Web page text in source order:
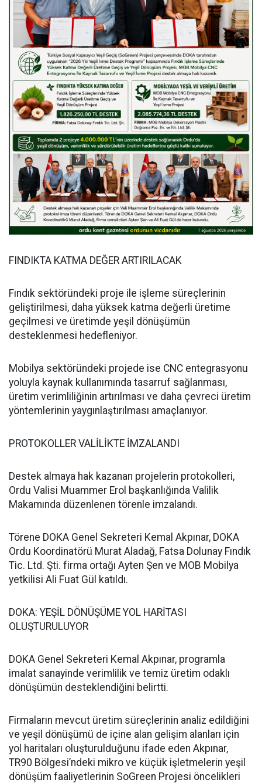
FINDIKTA KATMA DEĞER ARTIRILACAK
Fındık sektöründeki proje ile işleme süreçlerinin
geliştirilmesi, daha yüksek katma değerli üretime
geçilmesi ve üretimde yeşil dönüşümün
desteklenmesi hedefleniyor.
Mobilya sektöründeki projede ise CNC entegrasyonu
yoluyla kaynak kullanımında tasarruf sağlanması,
üretim verimliliğinin artırılması ve daha çevreci üretim
yöntemlerinin yaygınlaştırılması amaçlanıyor.
PROTOKOLLER VALİLİKTE İMZALANDI
Destek almaya hak kazanan projelerin protokolleri,
Ordu Valisi Muammer Erol başkanlığında Valilik
Makamında düzenlenen törenle imzalandı.
Törene DOKA Genel Sekreteri Kemal Akpınar, DOKA
Ordu Koordinatörü Murat Aladağ, Fatsa Dolunay Fındık
Tic. Ltd. Şti. firma ortağı Ayten Şen ve MOB Mobilya
yetkilisi Ali Fuat Gül katıldı.
DOKA: YEŞİL DÖNÜŞÜME YOL HARİTASI
OLUŞTURULUYOR
DOKA Genel Sekreteri Kemal Akpınar, programla
imalat sanayinde verimlilik ve temiz üretim odaklı
dönüşümün desteklendiğini belirtti.
Firmaların mevcut üretim süreçlerinin analiz edildiğini
ve yeşil dönüşümü de içine alan gelişim alanları için
yol haritaları oluşturulduğunu ifade eden Akpınar,
TR90 Bölgesi’ndeki mikro ve küçük işletmelerin yeşil
dönüşüm faaliyetlerinin SoGreen Projesi öncelikleri